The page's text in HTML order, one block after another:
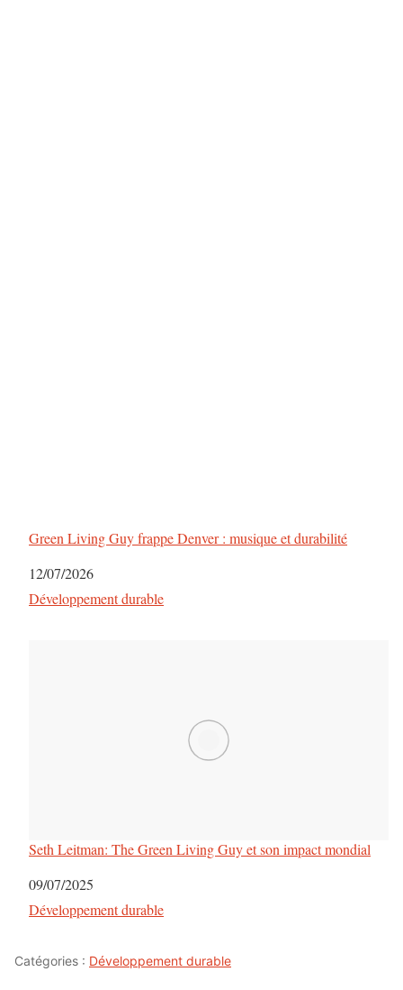
Green Living Guy frappe Denver : musique et durabilité
Date
12/07/2026
Par rapport à
Développement durable
Seth Leitman: The Green Living Guy et son impact mondial
Date
09/07/2025
Par rapport à
Développement durable
Catégories : Développement durable